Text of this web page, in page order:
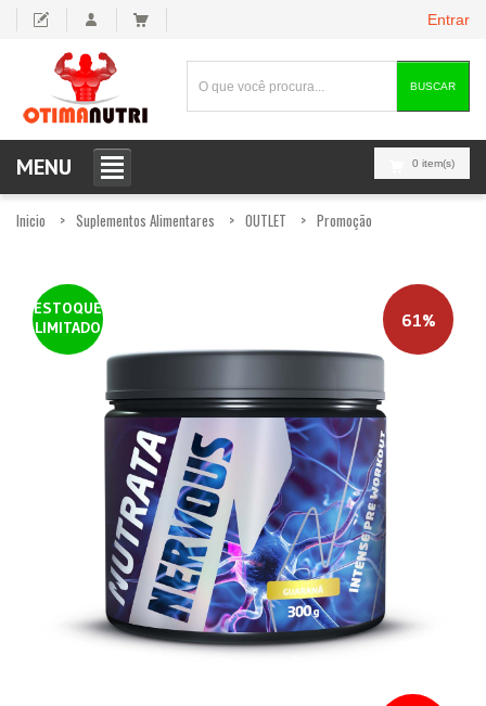
Entrar
BUSCAR
0 item(s)
MENU
Inicio Suplementos Alimentares OUTLET Promoção
61%
ESTOQUE
LIMITADO